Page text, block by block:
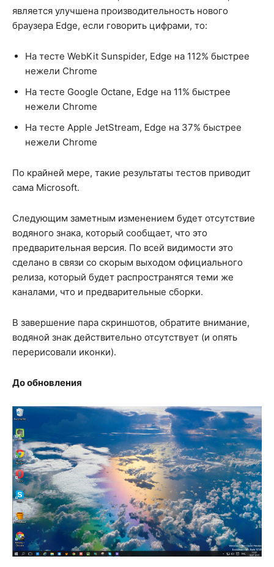
является улучшена производительность нового
браузера Edge, если говорить цифрами, то:
На тесте WebKit Sunspider, Edge на 112% быстрее
нежели Chrome
На тесте Google Octane, Edge на 11% быстрее
нежели Chrome
На тесте Apple JetStream, Edge на 37% быстрее
нежели Chrome
По крайней мере, такие результаты тестов приводит
сама Microsoft.
Следующим заметным изменением будет отсутствие
водяного знака, который сообщает, что это
предварительная версия. По всей видимости это
сделано в связи со скорым выходом официального
релиза, который будет распространятся теми же
каналами, что и предварительные сборки.
В завершение пара скриншотов, обратите внимание,
водяной знак действительно отсутствует (и опять
перерисовали иконки).
До обновления